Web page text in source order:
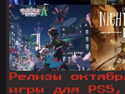
Релизы
игры для